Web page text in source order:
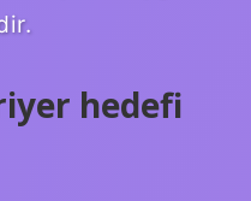
hedefi